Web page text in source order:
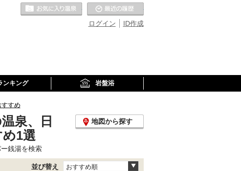
ID作成
ログイン
お気に入りの温泉
ンキング 岩盤浴
すめ
泉、日
1選
地図から探す
銭湯を検索
並び替え おすすめ順